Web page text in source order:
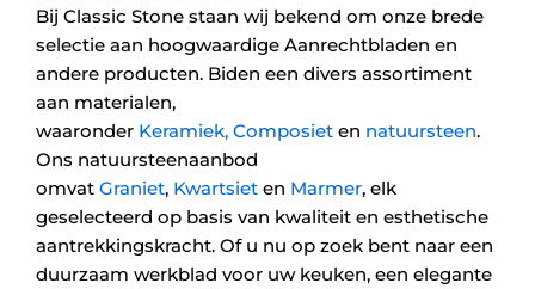
Bij Classic Stone staan wij bekend om onze brede
selectie aan hoogwaardige Aanrechtbladen en
andere producten. Biden een divers assortiment
aan materialen,
waaronder Keramiek, Composiet en natuursteen.
Ons natuursteenaanbod
omvat Graniet, Kwartsiet en Marmer, elk
geselecteerd op basis van kwaliteit en esthetische
aantrekkingskracht. Of u nu op zoek bent naar een
duurzaam werkblad voor uw keuken, een elegante